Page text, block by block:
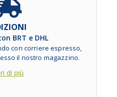
BRT e DHL
con corriere espresso,
il nostro magazzino.
di più